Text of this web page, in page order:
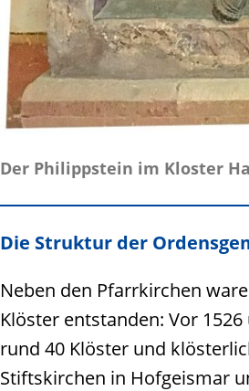
Der Philippstein im Kloster
Die Struktur der
Neben den Pfarrkirchen
Klöster entstanden: Vor
rund 40 Klöster und
Stiftskirchen in Hofgeismar